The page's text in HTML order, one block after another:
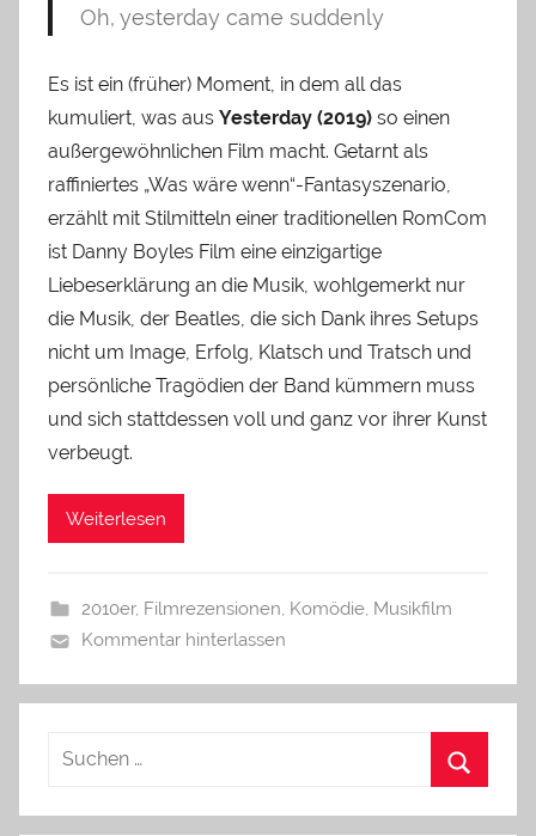
Oh, yesterday came suddenly
Es ist ein (früher) Moment, in dem all das
kumuliert, was aus Yesterday (2019) so einen
außergewöhnlichen Film macht. Getarnt als
raffiniertes „Was wäre wenn“-Fantasyszenario,
erzählt mit Stilmitteln einer traditionellen RomCom
ist Danny Boyles Film eine einzigartige
Liebeserklärung an die Musik, wohlgemerkt nur
die Musik, der Beatles, die sich Dank ihres Setups
nicht um Image, Erfolg, Klatsch und Tratsch und
persönliche Tragödien der Band kümmern muss
und sich stattdessen voll und ganz vor ihrer Kunst
verbeugt.
Weiterlesen
2010er, Filmrezensionen, Komödie, Musikfilm
Kommentar hinterlassen